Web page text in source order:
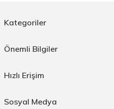
Sosyal Medya
Kategoriler
Önemli Bilgiler
Hızlı Erişim